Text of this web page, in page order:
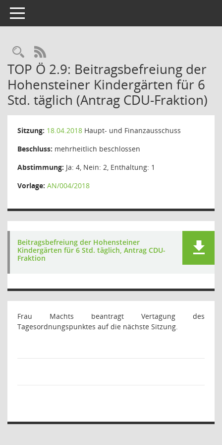
Toggle navigation
Rechercheauswahl
RSS-Feed
TOP Ö 2.9: Beitragsbefreiung der
Hohensteiner Kindergärten für 6
Std. täglich (Antrag CDU-Fraktion)
Sitzung: 18.04.2018 Haupt- und Finanzausschuss
Beschluss: mehrheitlich beschlossen
Abstimmung: Ja: 4, Nein: 2, Enthaltung: 1
Vorlage: AN/004/2018
Beitragsbefreiung der Hohensteiner
Kindergärten für 6 Std. täglich, Antrag CDU-
Fraktion
Frau Machts beantragt Vertagung des
Tagesordnungspunktes auf die nächste Sitzung.